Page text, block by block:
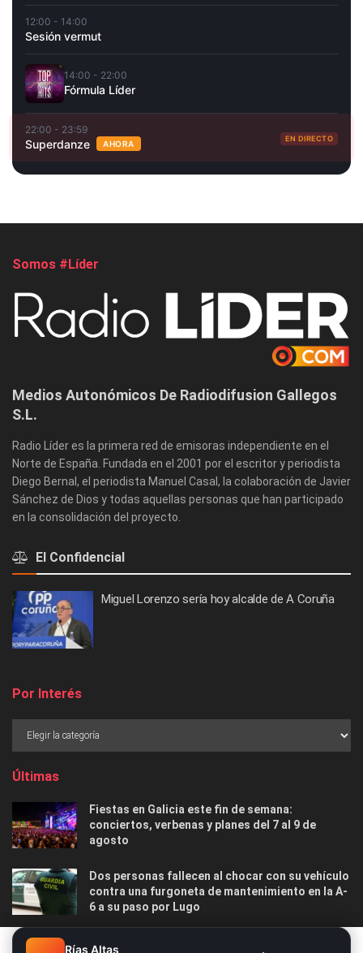
12:00 - 14:00
Sesión vermut
14:00 - 22:00
Fórmula Líder
22:00 - 23:59
Superdanze AHORA
EN DIRECTO
Somos #Líder
Medios Autonómicos De Radiodifusion Gallegos
S.L.
Radio Líder es la primera red de emisoras independiente en el
Norte de España. Fundada en el 2001 por el escritor y periodista
Diego Bernal, el periodista Manuel Casal, la colaboración de Javier
Sánchez de Dios y todas aquellas personas que han participado
en la consolidación del proyecto.
El Confidencial
Miguel Lorenzo sería hoy alcalde de A Coruña
Por Interés
Últimas
Fiestas en Galicia este fin de semana:
conciertos, verbenas y planes del 7 al 9 de
agosto
Dos personas fallecen al chocar con su vehículo
contra una furgoneta de mantenimiento en la A-
6 a su paso por Lugo
Las 12 playas gallegas con Bandera Azul menos
Rías Altas
Este sitio web utiliza cookies. Al continuar utilizando este sitio